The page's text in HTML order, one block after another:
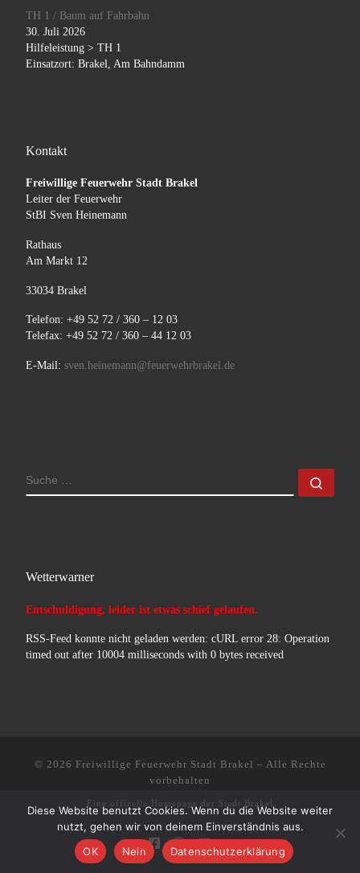
TH 1 / Baum auf Fahrbahn
30. Juli 2026
Hilfeleistung > TH 1
Einsatzort: Brakel, Am Bahndamm
Kontakt
Freiwillige Feuerwehr Stadt Brakel
Leiter der Feuerwehr
StBI Sven Heinemann
Rathaus
Am Markt 12
33034 Brakel
Telefon: +49 52 72 / 360 – 12 03
Telefax: +49 52 72 / 360 – 44 12 03
E-Mail: sven.heinemann@feuerwehrbrakel.de
SUCHE
Wetterwarner
Entschuldigung, leider ist etwas schief gelaufen.
RSS-Feed konnte nicht geladen werden: cURL error 28: Operation
timed out after 10004 milliseconds with 0 bytes received
© 2026 Freiwillige Feuerwehr Stadt Brakel – Alle Rechte
vorbehalten
Eine offizelle Homepage der Stadt Brakel
Diese Website benutzt Cookies. Wenn du die Website weiter
nutzt, gehen wir von deinem Einverständnis aus.
OK
Nein Datenschutzerklärung